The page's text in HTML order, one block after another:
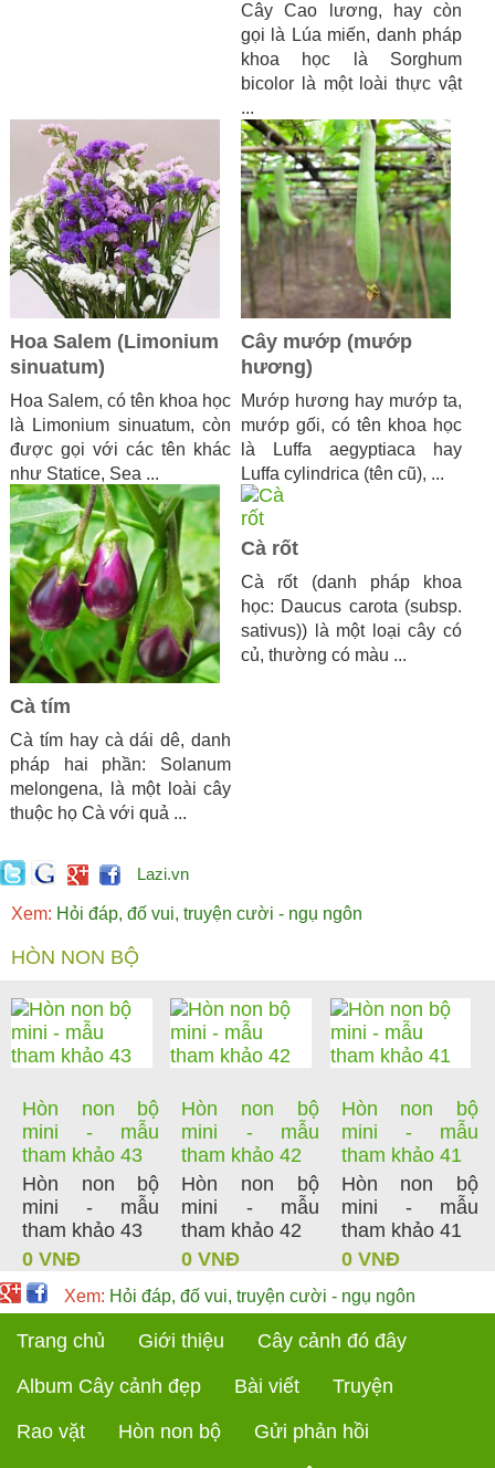
Cây Cao lương, hay còn
gọi là Lúa miến, danh pháp
khoa học là Sorghum
bicolor là một loài thực vật
...
Hoa Salem (Limonium
sinuatum)
Hoa Salem, có tên khoa học
là Limonium sinuatum, còn
được gọi với các tên khác
như Statice, Sea ...
Cây mướp (mướp
hương)
Mướp hương hay mướp ta,
mướp gối, có tên khoa học
là Luffa aegyptiaca hay
Luffa cylindrica (tên cũ), ...
Cà tím
Cà tím hay cà dái dê, danh
pháp hai phần: Solanum
melongena, là một loài cây
thuộc họ Cà với quả ...
Cà rốt
Cà rốt (danh pháp khoa
học: Daucus carota (subsp.
sativus)) là một loại cây có
củ, thường có màu ...
Lazi.vn
Xem: Hỏi đáp, đố vui, truyện cười - ngụ ngôn
HÒN NON BỘ
Hòn non bộ
mini - mẫu
tham khảo 43
Hòn non bộ
mini - mẫu
tham khảo 43
0 VNĐ
Hòn non bộ
mini - mẫu
tham khảo 42
Hòn non bộ
mini - mẫu
tham khảo 42
0 VNĐ
Hòn non bộ
mini - mẫu
tham khảo 41
Hòn non bộ
mini - mẫu
tham khảo 41
0 VNĐ
Xem: Hỏi đáp, đố vui, truyện cười - ngụ ngôn
Trang chủ Giới thiệu Cây cảnh đó đây
Album Cây cảnh đẹp Bài viết Truyện
Rao vặt Hòn non bộ Gửi phản hồi